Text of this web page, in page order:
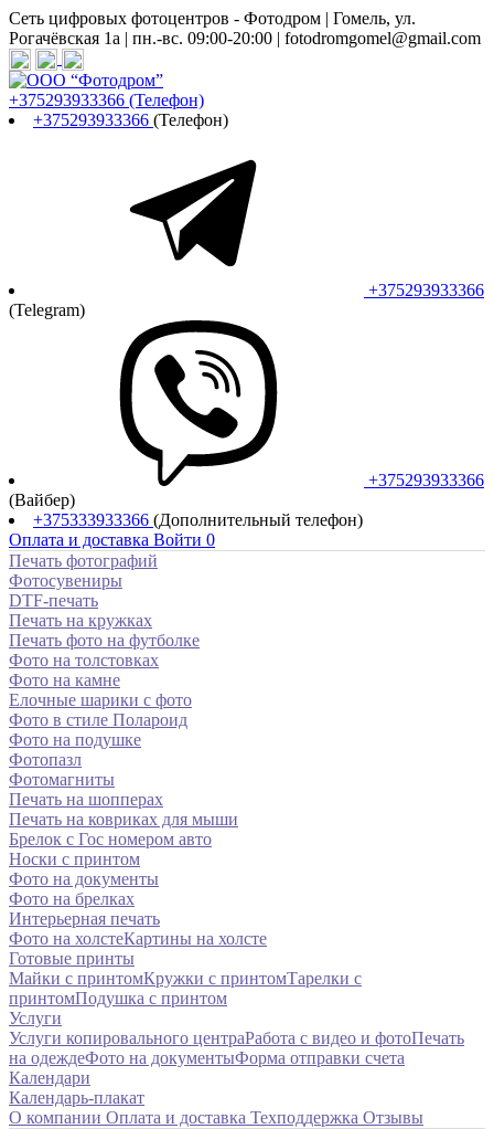
Сеть цифровых фотоцентров - Фотодром | Гомель, ул.
Рогачёвская 1а | пн.-вс. 09:00-20:00 | fotodromgomel@gmail.com
+375293933366 (Телефон)
+375293933366 (Телефон)
+375293933366
(Telegram)
+375293933366
(Вайбер)
+375333933366 (Дополнительный телефон)
Оплата и доставка Войти 0
Печать фотографий
Фотосувениры
DTF-печать
Печать на кружках
Печать фото на футболке
Фото на толстовках
Фото на камне
Елочные шарики с фото
Фото в стиле Полароид
Фото на подушке
Фотопазл
Фотомагниты
Печать на шопперах
Печать на ковриках для мыши
Брелок с Гос номером авто
Носки с принтом
Фото на документы
Фото на брелках
Интерьерная печать
Фото на холстеКартины на холсте
Готовые принты
Майки с принтомКружки с принтомТарелки с
принтомПодушка с принтом
Услуги
Услуги копировального центраРабота с видео и фотоПечать
на одеждеФото на документыФорма отправки счета
Календари
Календарь-плакат
О компании Оплата и доставка Техподдержка Отзывы